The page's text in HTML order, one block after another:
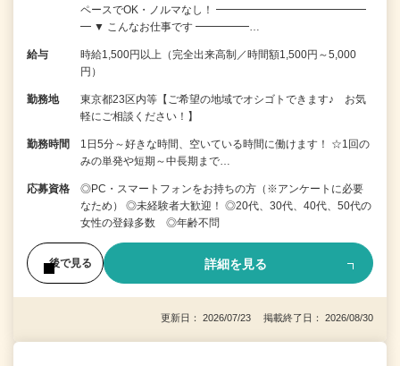
ペースでOK・ノルマなし！ ━━━━━━━━━━━━━━
━ ▼ こんなお仕事です ━━━━━…
給与
時給1,500円以上（完全出来高制／時間額1,500円～5,000
円）
勤務地
東京都23区内等【ご希望の地域でオシゴトできます♪ お気
軽にご相談ください！】
勤務時間
1日5分～好きな時間、空いている時間に働けます！ ☆1回の
みの単発や短期～中長期まで…
応募資格
◎PC・スマートフォンをお持ちの方（※アンケートに必要
なため） ◎未経験者大歓迎！ ◎20代、30代、40代、50代の
女性の登録多数 ◎年齢不問
後で見る 詳細を見る
更新日： 2026/07/23 掲載終了日： 2026/08/30